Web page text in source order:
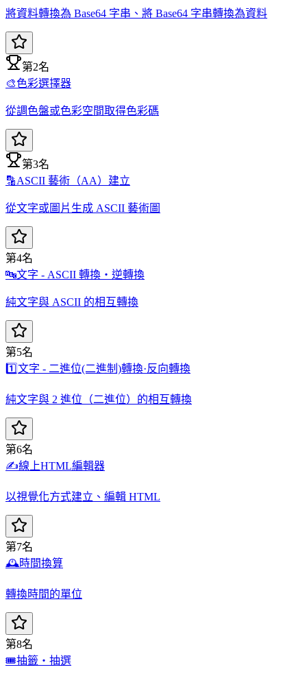
將資料轉換為 Base64 字串、將 Base64 字串轉換為資料
第2名
🎨色彩選擇器
從調色盤或色彩空間取得色彩碼
第3名
🔡ASCII 藝術（AA）建立
從文字或圖片生成 ASCII 藝術圖
第4名
🔤文字 - ASCII 轉換・逆轉換
純文字與 ASCII 的相互轉換
第5名
1️⃣文字 - 二進位(二進制)轉換·反向轉換
純文字與 2 進位（二進位）的相互轉換
第6名
✍️線上HTML編輯器
以視覺化方式建立、編輯 HTML
第7名
🕰️時間換算
轉換時間的單位
第8名
🎟️抽籤・抽選